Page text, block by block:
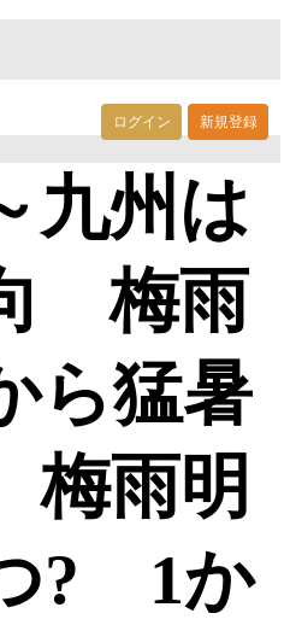
ログイン 新規登録
九州は
梅雨
ら猛暑
雨明
? 1か